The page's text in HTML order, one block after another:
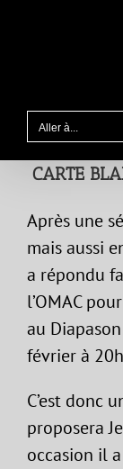
Aller à...
CARTE
Après une
mais aussi
a répondu
l’OMAC
au
février à
C’est donc
proposera
occasion il